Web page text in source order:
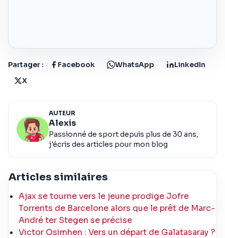
Partager : Facebook WhatsApp
LinkedIn
X
AUTEUR
Alexis
Passionné de sport depuis plus de 30 ans,
j'écris des articles pour mon blog
Articles similaires
Ajax se tourne vers le jeune prodige Jofre
Torrents de Barcelone alors que le prêt de Marc-
André ter Stegen se précise
Victor Osimhen : Vers un départ de Galatasaray ?